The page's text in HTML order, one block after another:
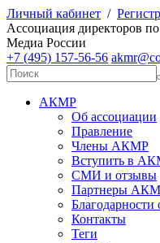
Личный кабинет /
Ассоциация директоров по
Медиа России
+7 (495) 157-56-56
АКМР
Об ассоциации
Правление
Члены АКМР
Вступить в
СМИ и отзывы
Партнеры
Благодарности
Контакты
Теги